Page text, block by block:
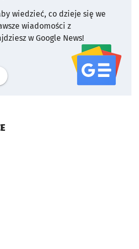
wiedzieć, co dzieje się we
wiadomości z
w Google News!
serwisu